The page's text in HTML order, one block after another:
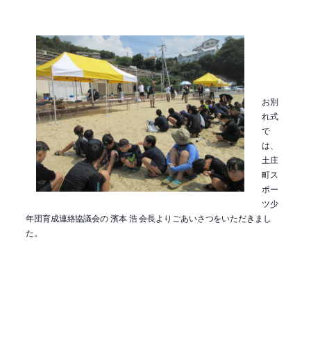
お別
れ式
で
は、
土庄
町ス
ポー
ツ少
年団育成連絡協議会の 濱本 浩 会長よりごあいさつをいただきまし
た。